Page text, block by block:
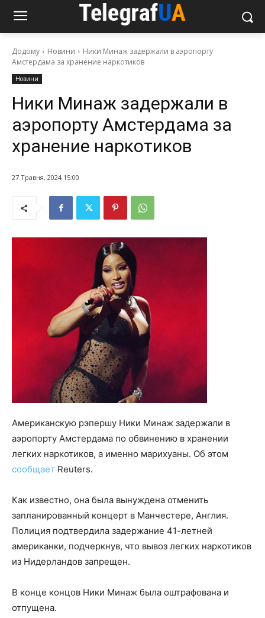
Додому Новини
Ники Минаж задержали в аэропорту
Амстердама за хранение наркотиков
Новини
Ники Минаж задержали в
аэропорту Амстердама за
хранение наркотиков
27 Травня, 2024 15:00
Американскую рэпершу Ники Минаж задержали в
аэропорту Амстердама по обвинению в хранении
легких наркотиков, а именно марихуаны. Об этом
сообщает Reuters.
Как известно, она была вынуждена отменить
запланированный концерт в Манчестере, Англия.
Полиция подтвердила задержание 41-летней
американки, подчеркнув, что вывоз легких наркотиков
из Нидерландов запрещен.
В конце концов Ники Минаж была оштрафована и
отпущена.